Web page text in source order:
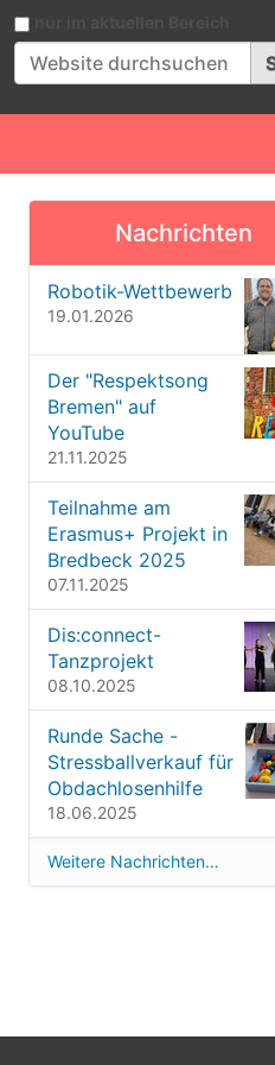
Website durchsuchen
Nachrichten
Robotik-Wettbewerb
19.01.2026
Der "Respektsong
Bremen" auf
YouTube
21.11.2025
Teilnahme am
Erasmus+ Projekt in
Bredbeck 2025
07.11.2025
Dis:connect-
Tanzprojekt
08.10.2025
Runde Sache -
Stressballverkauf für
Obdachlosenhilfe
18.06.2025
Weitere Nachrichten…